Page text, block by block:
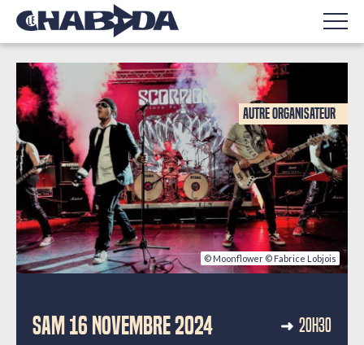
© Moonflower © Fabrice Lobjois
Autre organisateur
SAM 16 NOVEMBRE 2024 20H30